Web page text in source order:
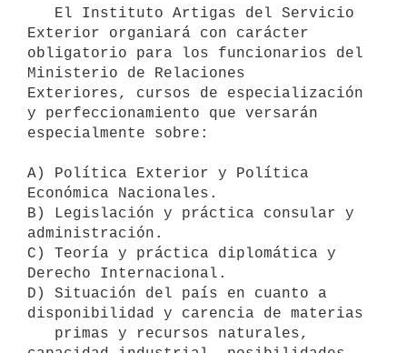
Exterior organiará con carácter
obligatorio para los funcionarios del
Ministerio de Relaciones
Exteriores, cursos de especialización
y perfeccionamiento que versarán
especialmente sobre:
A) Política Exterior y Política
Económica Nacionales.
B) Legislación y práctica consular y
administración.
C) Teoría y práctica diplomática y
Derecho Internacional.
D) Situación del país en cuanto a
disponibilidad y carencia de materias